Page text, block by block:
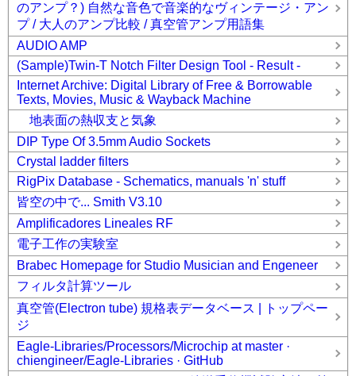
のアンプ？) 自然な音色で音楽的なヴィンテージ・アン
プ / 大人のアンプ比較 / 真空管アンプ用語集
AUDIO AMP
(Sample)Twin-T Notch Filter Design Tool - Result -
Internet Archive: Digital Library of Free & Borrowable
Texts, Movies, Music & Wayback Machine
地表面の熱収支と気象
DIP Type Of 3.5mm Audio Sockets
Crystal ladder filters
RigPix Database - Schematics, manuals 'n' stuff
皆空の中で... Smith V3.10
Amplificadores Lineales RF
電子工作の実験室
Brabec Homepage for Studio Musician and Engeneer
フィルタ計算ツール
真空管(Electron tube) 規格表データベース | トップペー
ジ
Eagle-Libraries/Processors/Microchip at master ·
chiengineer/Eagle-Libraries · GitHub